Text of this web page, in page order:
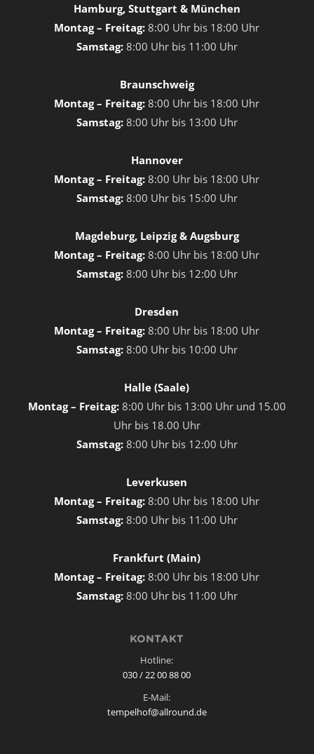
Hamburg, Stuttgart & München
Montag – Freitag:8:00 Uhr bis 18:00 Uhr
Samstag:8:00 Uhr bis 11:00 Uhr
Braunschweig
Montag – Freitag:8:00 Uhr bis 18:00 Uhr
Samstag: 8:00 Uhr bis 13:00 Uhr
Hannover
Montag – Freitag:8:00 Uhr bis 18:00 Uhr
Samstag: 8:00 Uhr bis 15:00 Uhr
Magdeburg, Leipzig & Augsburg
Montag – Freitag:8:00 Uhr bis 18:00 Uhr
Samstag: 8:00 Uhr bis 12:00 Uhr
Dresden
Montag – Freitag:8:00 Uhr bis 18:00 Uhr
Samstag: 8:00 Uhr bis 10:00 Uhr
Halle (Saale)
Montag – Freitag: 8:00 Uhr bis 13:00 Uhr und 15.00
Uhr bis 18.00 Uhr
Samstag: 8:00 Uhr bis 12:00 Uhr
Leverkusen
Montag – Freitag:8:00 Uhr bis 18:00 Uhr
Samstag: 8:00 Uhr bis 11:00 Uhr
Frankfurt (Main)
Montag – Freitag:8:00 Uhr bis 18:00 Uhr
Samstag: 8:00 Uhr bis 11:00 Uhr
KONTAKT
Hotline:
030 / 22 00 88 00
E-Mail:
tempelhof@allround.de